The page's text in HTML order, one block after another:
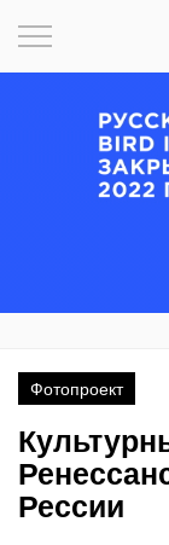
Фотопроект
Рессии